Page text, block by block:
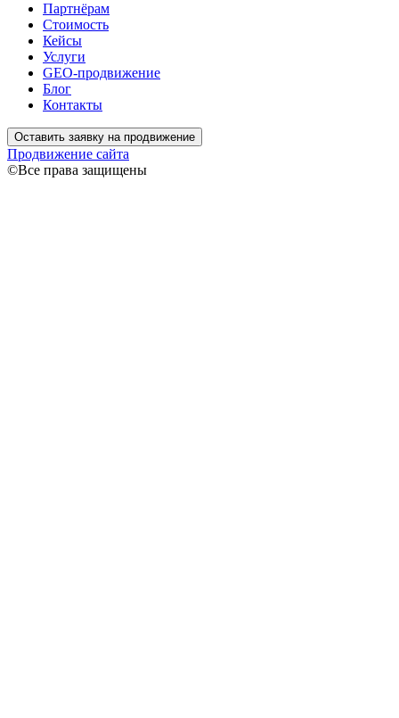
Партнёрам
Стоимость
Кейсы
Услуги
GEO-продвижение
Блог
Контакты
Оставить заявку на продвижение
Продвижение сайта
©Все права защищены